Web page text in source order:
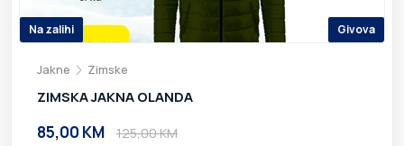
Na zalihi Givova
Jakne Zimske
ZIMSKA JAKNA OLANDA
85,00 KM 125,00 KM